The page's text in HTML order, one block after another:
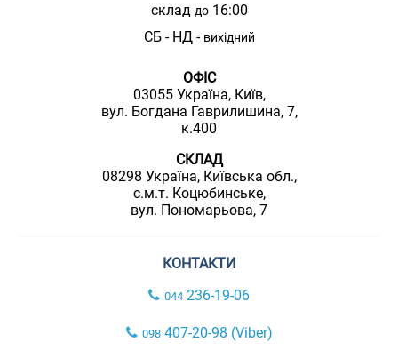
склад до16:00
СБ - НД - вихідний
ОФІС
03055 Україна, Київ,
вул. Богдана Гаврилишина, 7,
к.400
СКЛАД
08298 Україна, Київська обл.,
с.м.т. Коцюбинське,
вул. Пономарьова, 7
КОНТАКТИ
044 236-19-06
098407-20-98 (Viber)